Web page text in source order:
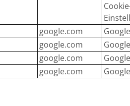
google.com
google.com
google.com
google.com